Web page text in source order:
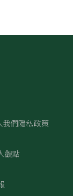
我們隱私政策
觀點